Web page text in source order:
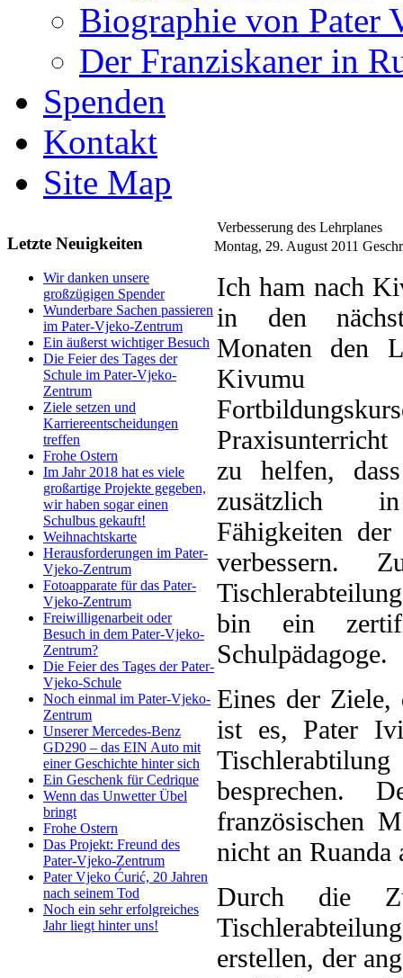
Biographie von Pater
Der Franziskaner in
Spenden
Kontakt
Site Map
Letzte Neuigkeiten
Wir danken unsere
großzügigen Spender
Wunderbare Sachen passieren
im Pater-Vjeko-Zentrum
Ein äußerst wichtiger Besuch
Die Feier des Tages der
Schule im Pater-Vjeko-
Zentrum
Ziele setzen und
Karriereentscheidungen
treffen
Frohe Ostern
Im Jahr 2018 hat es viele
großartige Projekte gegeben,
wir haben sogar einen
Schulbus gekauft!
Weihnachtskarte
Herausforderungen im Pater-
Vjeko-Zentrum
Fotoapparate für das Pater-
Vjeko-Zentrum
Freiwilligenarbeit oder
Besuch in dem Pater-Vjeko-
Zentrum?
Die Feier des Tages der Pater-
Vjeko-Schule
Noch einmal im Pater-Vjeko-
Zentrum
Unserer Mercedes-Benz
GD290 – das EIN Auto mit
einer Geschichte hinter sich
Ein Geschenk für Cedrique
Wenn das Unwetter Übel
bringt
Frohe Ostern
Das Projekt: Freund des
Pater-Vjeko-Zentrum
Pater Vjeko Ćurić, 20 Jahren
nach seinem Tod
Noch ein sehr erfolgreiches
Jahr liegt hinter uns!
Verbesserung des Lehrplanes
Montag, 29. August 2011
Ich ham nach
in den
Monaten den
Kivumu
zu helfen,
zusätzlich
Fähigkeiten der
verbessern.
bin ein
Schulpädagoge.
Eines der Ziele,
ist es, Pater
besprechen.
französischen
nicht an Ruanda
Durch die
erstellen, der